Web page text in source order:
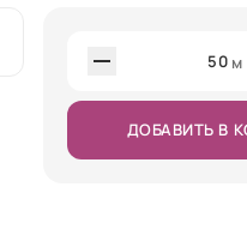
50 м
ДОБАВИТЬ В